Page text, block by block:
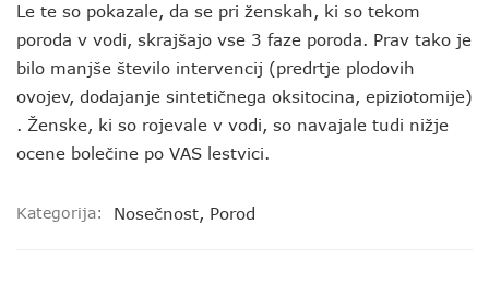
Le te so pokazale, da se pri ženskah, ki so tekom
poroda v vodi, skrajšajo vse 3 faze poroda. Prav tako je
bilo manjše število intervencij (predrtje plodovih
ovojev, dodajanje sintetičnega oksitocina, epiziotomije)
. Ženske, ki so rojevale v vodi, so navajale tudi nižje
ocene bolečine po VAS lestvici.
Kategorija: Nosečnost, Porod